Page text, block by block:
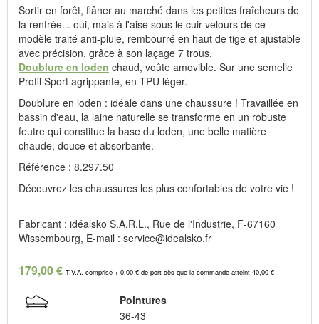
Sortir en forêt, flâner au marché dans les petites fraîcheurs de
la rentrée... oui, mais à l'aise sous le cuir velours de ce
modèle traité anti-pluie, rembourré en haut de tige et ajustable
avec précision, grâce à son laçage 7 trous.
Doublure en loden chaud, voûte amovible. Sur une semelle
Profil Sport agrippante, en TPU léger.
Doublure en loden : idéale dans une chaussure ! Travaillée en
bassin d'eau, la laine naturelle se transforme en un robuste
feutre qui constitue la base du loden, une belle matière
chaude, douce et absorbante.
Référence : 8.297.50
Découvrez les chaussures les plus confortables de votre vie !
Fabricant : idéalsko S.A.R.L., Rue de l'Industrie, F-67160
Wissembourg, E-mail : service@idealsko.fr
179,00 € T.V.A. comprise + 0,00 € de port dès que la commande atteint 40,00 €
Pointures
36-43